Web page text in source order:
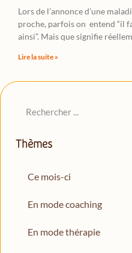
Lors de l’annonce d’une
proche, parfois on entend “il
ainsi”. Mais que signifie
Lire la suite »
Thèmes
Ce mois-ci
En mode coaching
En mode thérapie